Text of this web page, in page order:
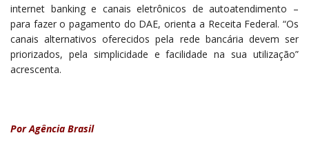
internet banking e canais eletrônicos de autoatendimento –
para fazer o pagamento do DAE, orienta a Receita Federal. “Os
canais alternativos oferecidos pela rede bancária devem ser
priorizados, pela simplicidade e facilidade na sua utilização”
acrescenta.
Por Agência Brasil